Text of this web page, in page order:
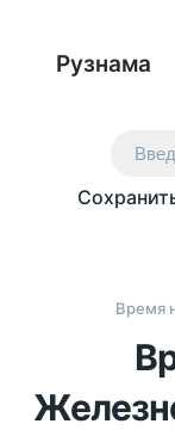
Рузнама
Время